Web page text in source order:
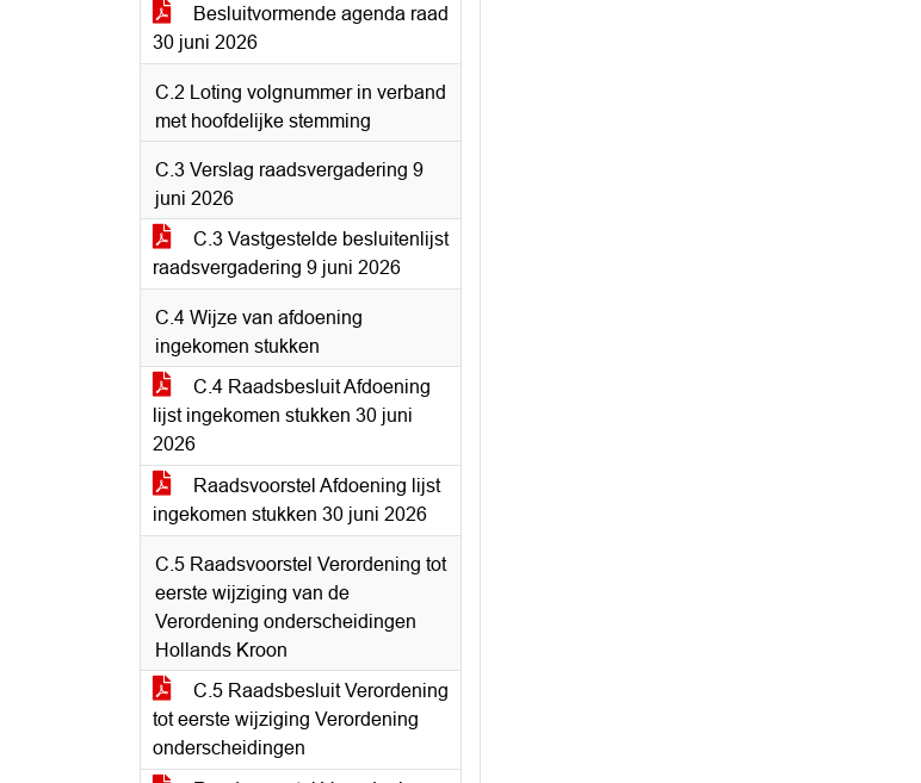
Besluitvormende agenda raad
30 juni 2026
C.2 Loting volgnummer in verband
met hoofdelijke stemming
C.3 Verslag raadsvergadering 9
juni 2026
C.3 Vastgestelde besluitenlijst
raadsvergadering 9 juni 2026
C.4 Wijze van afdoening
ingekomen stukken
C.4 Raadsbesluit Afdoening
lijst ingekomen stukken 30 juni
2026
Raadsvoorstel Afdoening lijst
ingekomen stukken 30 juni 2026
C.5 Raadsvoorstel Verordening tot
eerste wijziging van de
Verordening onderscheidingen
Hollands Kroon
C.5 Raadsbesluit Verordening
tot eerste wijziging Verordening
onderscheidingen